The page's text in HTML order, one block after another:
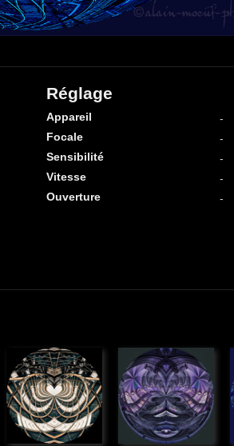
Réglage
Appareil
-
Focale
-
Sensibilité
-
Vitesse
-
Ouverture
-
Anamorphose
» Graphique
Anamorphose
» Graphique